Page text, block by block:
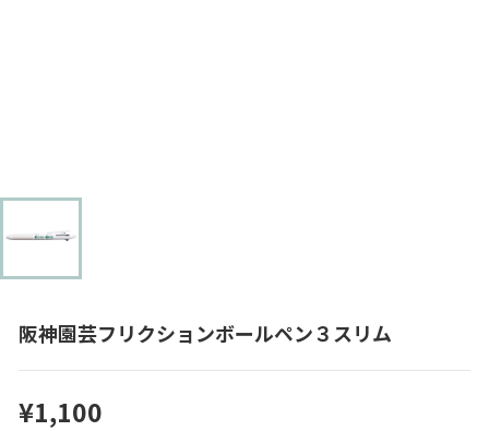
阪神園芸フリクションボールペン３スリム
¥1,100